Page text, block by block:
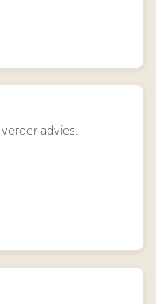
advies.